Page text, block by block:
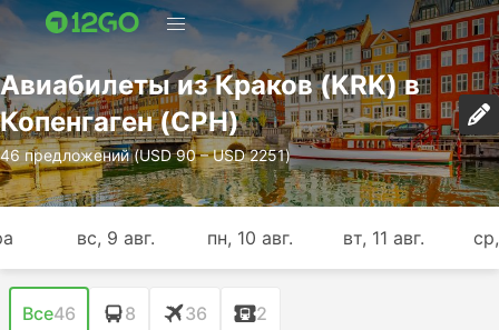
Авиабилеты из Краков (KRK) в
Копенгаген (CPH)
46 предложений (USD 90 – USD 2251)
вс, 9 авг. пн, 10 авг. вт, 11 авг.
Все46 8 36 2